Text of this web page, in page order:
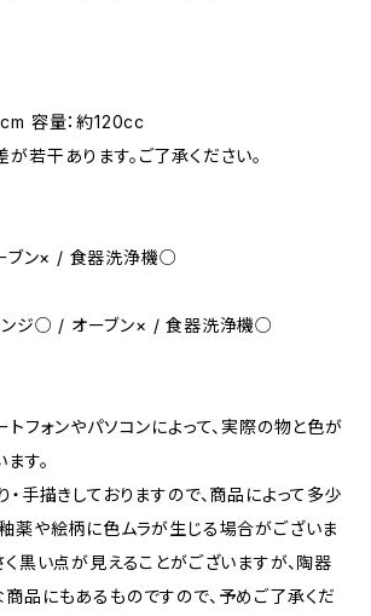
容量：約120cc
若干あります。ご了承ください。
ブン× / 食器洗浄機○
ンジ○ / オーブン× / 食器洗浄機○
トフォンやパソコンによって、実際の物と色が
す。
・手描きしておりますので、商品によって多少
薬や絵柄に色ムラが生じる場合がございま
く黒い点が見えることがございますが、陶器
品にもあるものですので、​予めご了承くだ